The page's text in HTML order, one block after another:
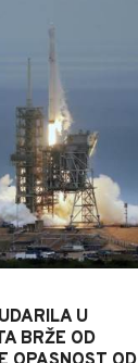
U
BRŽE OD